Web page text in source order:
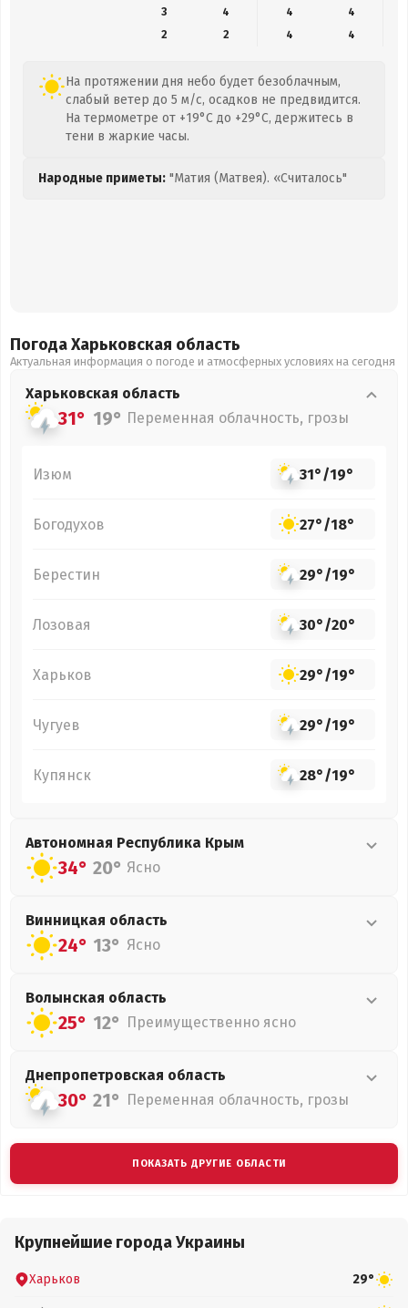
3
4 4
4
2
2 4 4
На протяжении дня небо будет безоблачным,
слабый ветер до 5 м/с, осадков не предвидится.
На термометре от +19°C до +29°C, держитесь в
тени в жаркие часы.
Народные приметы: "Матия (Матвея). «Считалось"
Погода Харьковская область
Актуальная информация о погоде и атмосферных условиях на сегодня
Харьковская область
31° 19° Переменная облачность, грозы
Изюм 31°/19°
Богодухов 27°/18°
Берестин 29°/19°
Лозовая 30°/20°
Харьков 29°/19°
Чугуев 29°/19°
Купянск 28°/19°
Автономная Республика Крым
34° 20° Ясно
Винницкая область
24° 13° Ясно
Волынская область
25° 12° Преимущественно ясно
Днепропетровская область
30° 21° Переменная облачность, грозы
ПОКАЗАТЬ ДРУГИЕ ОБЛАСТИ
Крупнейшие города Украины
Харьков 29°